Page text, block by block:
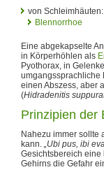
von Schleimhäuten:
Blennorrhoe
Eine abgekapselte
in Körperhöhlen als
Pyothorax, in
umgangssprachliche
einen Abszess, aber
(Hidradenitis
Prinzipien der
Nahezu immer sollte
kann. „Ubi pus, ibi
Gesichtsbereich
Gehirns die Gefahr